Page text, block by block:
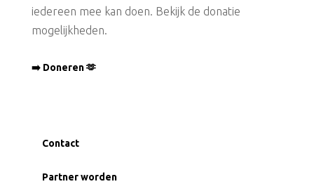
iedereen mee kan doen. Bekijk de donatie
mogelijkheden.
➡️ Doneren 🫶
Contact
Partner worden